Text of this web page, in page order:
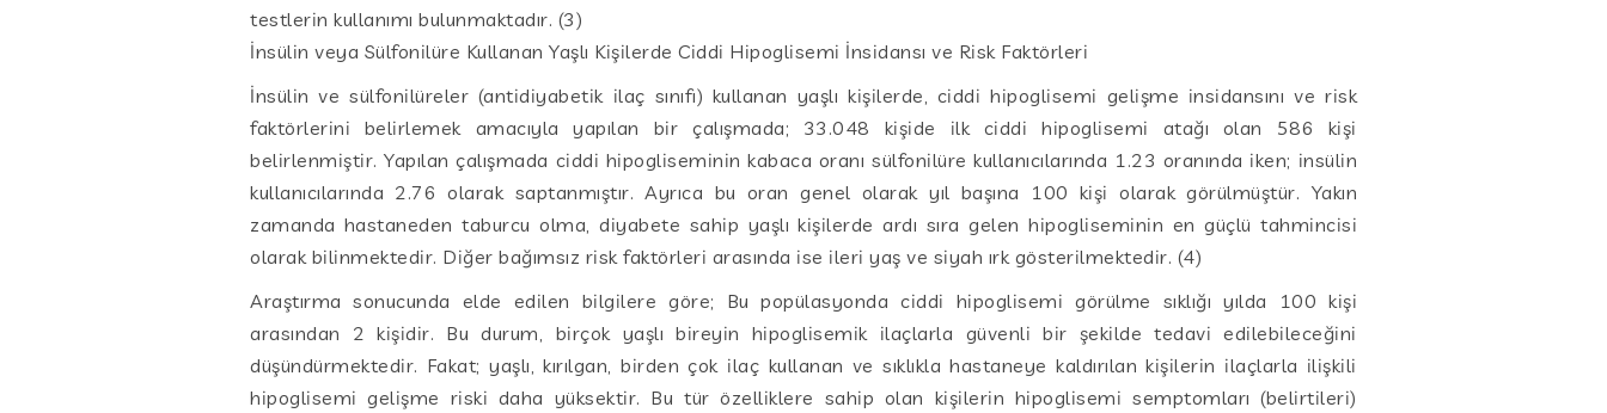
testlerin kullanımı bulunmaktadır. (3)
İnsülin veya Sülfonilüre Kullanan Yaşlı Kişilerde Ciddi Hipoglisemi İnsidansı ve Risk Faktörleri
İnsülin ve sülfonilüreler (antidiyabetik ilaç sınıfı) kullanan yaşlı kişilerde, ciddi hipoglisemi gelişme insidansını ve risk
faktörlerini belirlemek amacıyla yapılan bir çalışmada; 33.048 kişide ilk ciddi hipoglisemi atağı olan 586 kişi
belirlenmiştir. Yapılan çalışmada ciddi hipogliseminin kabaca oranı sülfonilüre kullanıcılarında 1.23 oranında iken; insülin
kullanıcılarında 2.76 olarak saptanmıştır. Ayrıca bu oran genel olarak yıl başına 100 kişi olarak görülmüştür. Yakın
zamanda hastaneden taburcu olma, diyabete sahip yaşlı kişilerde ardı sıra gelen hipogliseminin en güçlü tahmincisi
olarak bilinmektedir. Diğer bağımsız risk faktörleri arasında ise ileri yaş ve siyah ırk gösterilmektedir. (4)
Araştırma sonucunda elde edilen bilgilere göre; Bu popülasyonda ciddi hipoglisemi görülme sıklığı yılda 100 kişi
arasından 2 kişidir. Bu durum, birçok yaşlı bireyin hipoglisemik ilaçlarla güvenli bir şekilde tedavi edilebileceğini
düşündürmektedir. Fakat; yaşlı, kırılgan, birden çok ilaç kullanan ve sıklıkla hastaneye kaldırılan kişilerin ilaçlarla ilişkili
hipoglisemi gelişme riski daha yüksektir. Bu tür özelliklere sahip olan kişilerin hipoglisemi semptomları (belirtileri)